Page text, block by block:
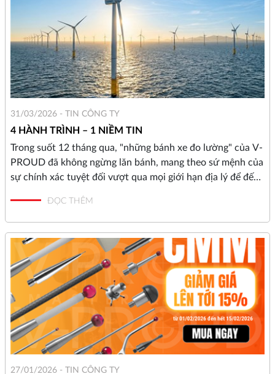
31/03/2026 - TIN CÔNG TY
4 HÀNH TRÌNH – 1 NIỀM TIN
Trong suốt 12 tháng qua, "những bánh xe đo lường" của V-
PROUD đã không ngừng lăn bánh, mang theo sứ mệnh của
sự chính xác tuyệt đối vượt qua mọi giới hạn địa lý để đến
hoàn thành xuất sắc 4 đợt triển khai dịch vụ đo lường
(survey metrology) khắt khe cho chủ đầu tư ØRSTED – một
trong những tập đoàn năng lượng tái tạo hàng đầu thế giới.
ĐỌC THÊM
27/01/2026 - TIN CÔNG TY